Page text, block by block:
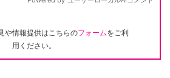
や情報提供はこちらのフォームをご利
用ください。